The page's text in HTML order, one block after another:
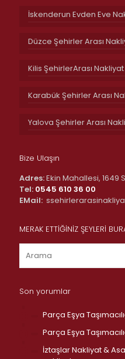
İskenderun Evden Eve
Düzce Şehirler Arası
Kilis ŞehirlerArası Nakliyat
Karabük Şehirler Arası
Yalova Şehirler Arası
Bize Ulaşın
Adres:Ekin Mahallesi, 1649
Tel: 0545 610 36 00
EMail:
MERAK ETTİĞİNİZ ŞEYLERİ
Son yorumlar
Parça Eşya
Parça Eşya
İztaşlar Nakliyat &